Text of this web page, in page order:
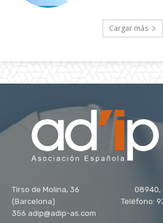
Cargar más
Tirso de Molina, 36 08940,
(Barcelona) Teléfono: 93 492
356 adip@adip-as.com